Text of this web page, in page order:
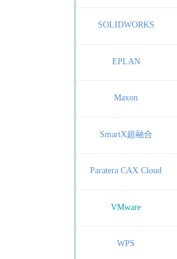
SOLIDWORKS
EPLAN
Maxon
SmartX超融合
Paratera CAX Cloud
VMware
WPS